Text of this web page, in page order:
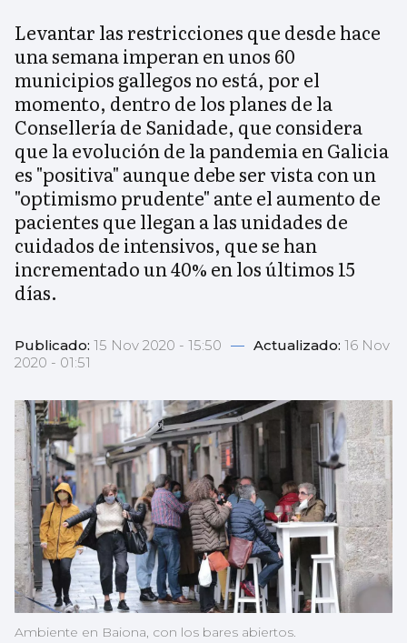
Levantar las restricciones que desde hace
una semana imperan en unos 60
municipios gallegos no está, por el
momento, dentro de los planes de la
Consellería de Sanidade, que considera
que la evolución de la pandemia en Galicia
es "positiva" aunque debe ser vista con un
"optimismo prudente" ante el aumento de
pacientes que llegan a las unidades de
cuidados de intensivos, que se han
incrementado un 40% en los últimos 15
días.
Publicado: 15 Nov 2020 - 15:50 — Actualizado: 16 Nov
2020 - 01:51
Ambiente en Baiona, con los bares abiertos.